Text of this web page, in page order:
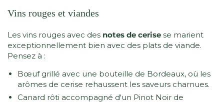
Vins rouges et viandes
Les vins rouges avec des notes de cerise se marient
exceptionnellement bien avec des plats de viande.
Pensez à :
Bœuf grillé avec une bouteille de Bordeaux, où les
arômes de cerise rehaussent les saveurs charnues.
Canard rôti accompagné d'un Pinot Noir de